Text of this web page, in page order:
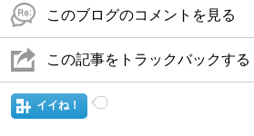
このブログのコメントを見る
この記事をトラックバックする
イイね！